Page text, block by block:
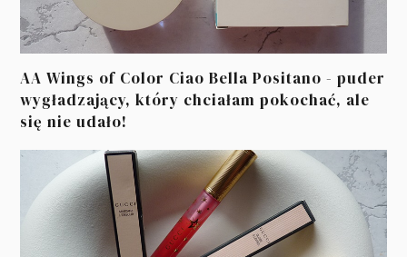
AA Wings of Color Ciao Bella Positano - puder
wygładzający, który chciałam pokochać, ale
się nie udało!